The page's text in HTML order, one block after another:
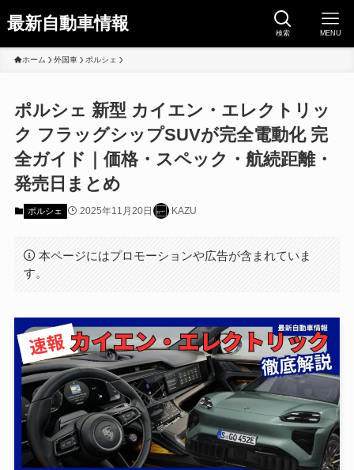
最新自動車情報 検索 MENU
ホーム 外国車 ポルシェ
ポルシェ 新型 カイエン・エレクトリッ
ク フラッグシップSUVが完全電動化 完
全ガイド｜価格・スペック・航続距離・
発売日まとめ
ポルシェ 2025年11月20日 KAZU
本ページにはプロモーションや広告が含まれていま
す。